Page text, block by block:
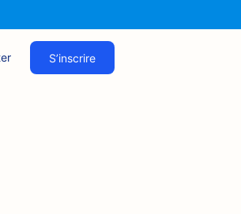
S’inscrire